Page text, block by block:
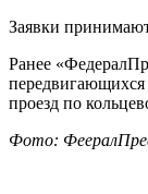
Заявки
Ранее
проезд по
Фото: